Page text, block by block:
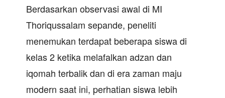
Berdasarkan observasi awal di MI
Thoriqussalam sepande, peneliti
menemukan terdapat beberapa siswa di
kelas 2 ketika melafalkan adzan dan
iqomah terbalik dan di era zaman maju
modern saat ini, perhatian siswa lebih